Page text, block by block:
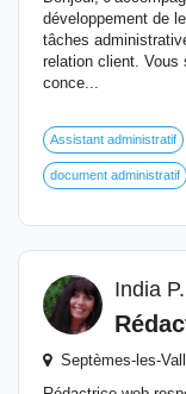
développement de
tâches
relation client. Vous
conce...
Assistant administratif
document administratif
India P.
Septèmes-les-